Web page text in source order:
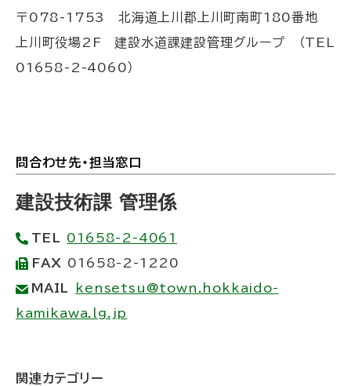
〒078-1753 北海道上川郡上川町南町180番地
上川町役場2F 建設水道課建設管理グループ （TEL
01658-2-4060）
ト
ッ
プ
に
戻
る
問合わせ先・担当窓口
建設技術課 管理係
TEL
01658-2-4061
FAX 01658-2-1220
MAIL
kensetsu@town.hokkaido-
kamikawa.lg.jp
関連カテゴリー